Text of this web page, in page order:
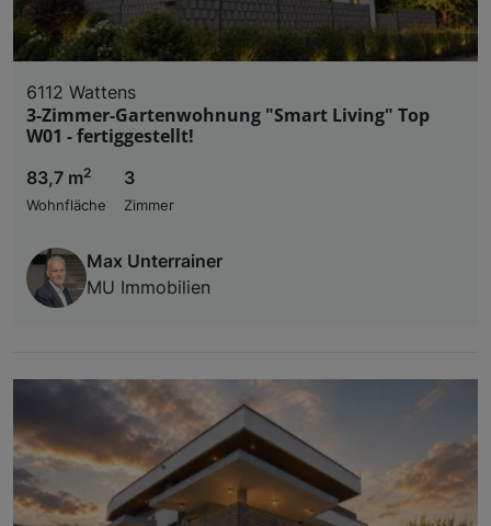
6112 Wattens
3-Zimmer-Gartenwohnung "Smart Living" Top
W01 - fertiggestellt!
83,7 m2
Wohnfläche
3
Zimmer
Max Unterrainer
MU Immobilien